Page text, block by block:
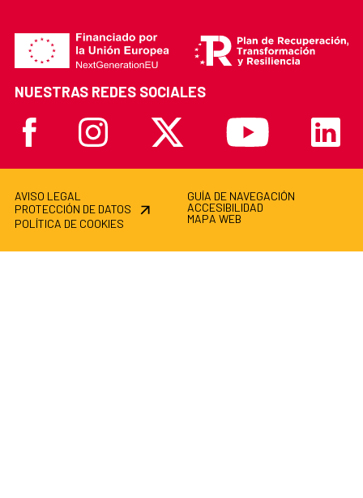
NUESTRAS REDES SOCIALES
FacebookInstagram X Youtube Linkedin
AVISO LEGAL
PROTECCIÓN DE DATOS
POLÍTICA DE COOKIES
GUÍA DE NAVEGACIÓN
ACCESIBILIDAD
MAPA WEB